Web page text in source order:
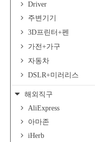
Driver
주변기기
3D프린터+펜
가전+가구
자동차
DSLR+미러리스
해외직구
AliExpress
아마존
iHerb